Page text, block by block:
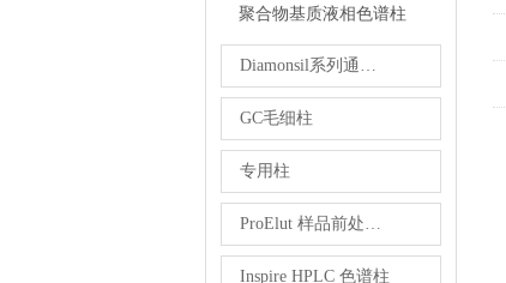
聚合物基质液相色谱柱
Diamonsil系列通用型反相色谱柱
GC毛细柱
专用柱
ProElut 样品前处理产品
Inspire HPLC 色谱柱